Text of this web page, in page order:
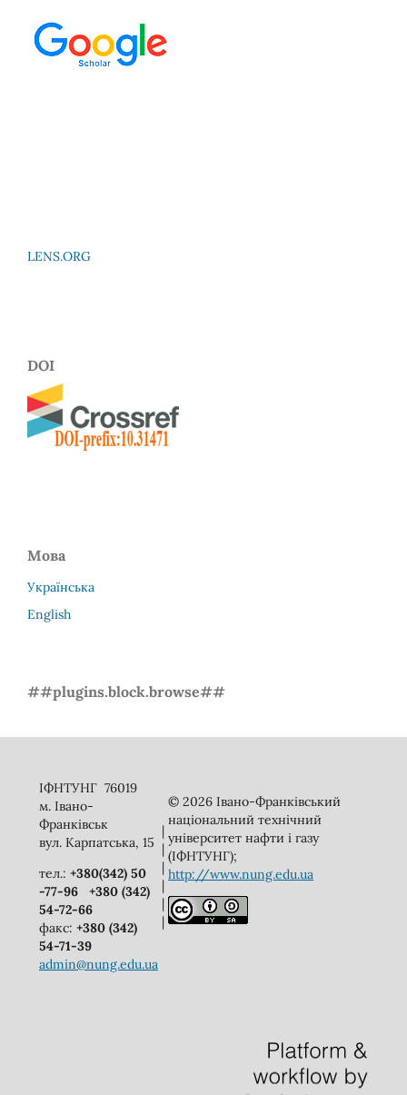
LENS.ORG
DOI
Мова
Українська
English
##plugins.block.browse##
ІФНТУНГ 76019
м. Івано-
Франківськ
вул. Карпатська, 15
тел.: +380(342) 50
-77-96
+380 (342)
54-72-66
факс: +380 (342)
54-71-39
admin@nung.edu.ua
|
|
|
|
|
|
© 2026 Івано-Франківський
національний технічний
університет нафти і газу
(ІФНТУНГ);
http://www.nung.edu.ua